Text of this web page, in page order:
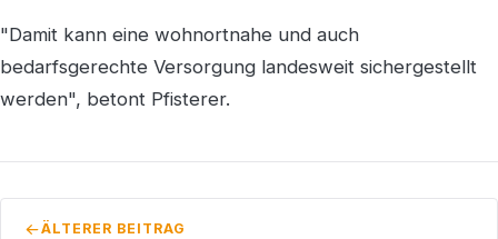
"Damit kann eine wohnortnahe und auch
bedarfsgerechte Versorgung landesweit sichergestellt
werden", betont Pfisterer.
ÄLTERER BEITRAG